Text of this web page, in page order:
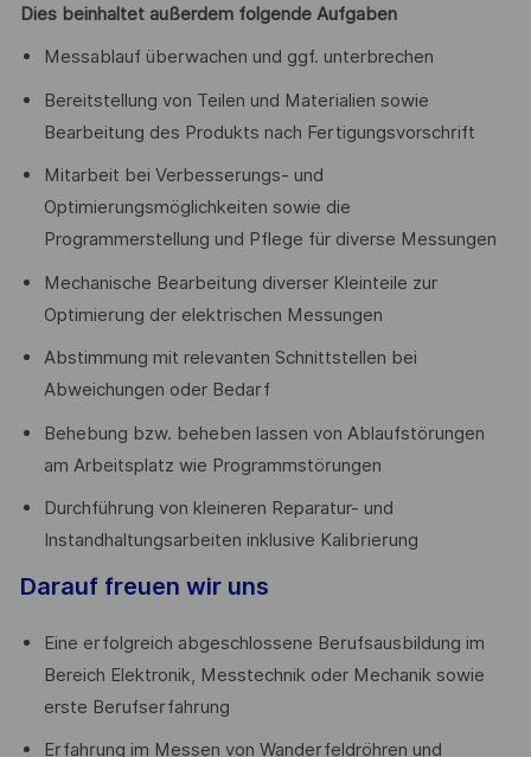
Dies beinhaltet außerdem folgende Aufgaben
Messablauf überwachen und ggf. unterbrechen
Bereitstellung von Teilen und Materialien sowie
Bearbeitung des Produkts nach Fertigungsvorschrift
Mitarbeit bei Verbesserungs- und
Optimierungsmöglichkeiten sowie die
Programmerstellung und Pflege für diverse Messungen
Mechanische Bearbeitung diverser Kleinteile zur
Optimierung der elektrischen Messungen
Abstimmung mit relevanten Schnittstellen bei
Abweichungen oder Bedarf
Behebung bzw. beheben lassen von Ablaufstörungen
am Arbeitsplatz wie Programmstörungen
Durchführung von kleineren Reparatur- und
Instandhaltungsarbeiten inklusive Kalibrierung
Darauf freuen wir uns
Eine erfolgreich abgeschlossene Berufsausbildung im
Bereich Elektronik, Messtechnik oder Mechanik sowie
erste Berufserfahrung
Erfahrung im Messen von Wanderfeldröhren und